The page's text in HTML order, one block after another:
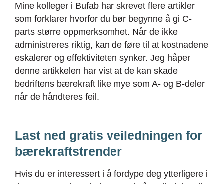
Mine kolleger i Bufab har skrevet flere artikler
som forklarer hvorfor du bør begynne å gi C-
parts større oppmerksomhet. Når de ikke
administreres riktig, kan de føre til at kostnadene
eskalerer og effektiviteten synker. Jeg håper
denne artikkelen har vist at de kan skade
bedriftens bærekraft like mye som A- og B-deler
når de håndteres feil.
Last ned gratis veiledningen for
bærekraftstrender
Hvis du er interessert i å fordype deg ytterligere i